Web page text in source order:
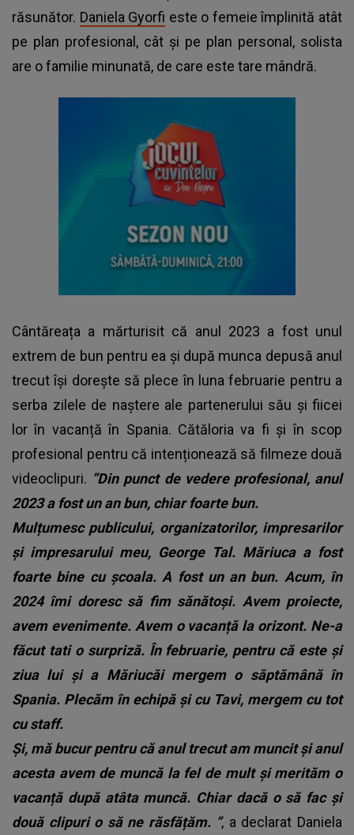
răsunător. Daniela Gyorfi este o femeie împlinită atât
pe plan profesional, cât și pe plan personal, solista
are o familie minunată, de care este tare mândră.
Cântăreața a mărturisit că anul 2023 a fost unul
extrem de bun pentru ea și după munca depusă anul
trecut își dorește să plece în luna februarie pentru a
serba zilele de naștere ale partenerului său și fiicei
lor în vacanță în Spania. Cătăloria va fi și în scop
profesional pentru că intenționează să filmeze două
videoclipuri. ”Din punct de vedere profesional, anul
2023 a fost un an bun, chiar foarte bun.
Mulțumesc publicului, organizatorilor, impresarilor
și impresarului meu, George Tal. Măriuca a fost
foarte bine cu școala. A fost un an bun. Acum, în
2024 îmi doresc să fim sănătoși. Avem proiecte,
avem evenimente. Avem o vacanță la orizont. Ne-a
făcut tati o surpriză. În februarie, pentru că este și
ziua lui și a Măriucăi mergem o săptămână în
Spania. Plecăm în echipă și cu Tavi, mergem cu tot
cu staff.
Și, mă bucur pentru că anul trecut am muncit și anul
acesta avem de muncă la fel de mult și merităm o
vacanță după atâta muncă. Chiar dacă o să fac și
două clipuri o să ne răsfățăm. ”, a declarat Daniela